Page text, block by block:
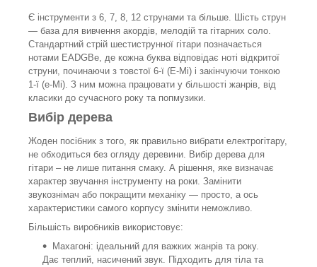
Є інструменти з 6, 7, 8, 12 струнами та більше. Шість струн
— база для вивчення акордів, мелодій та гітарних соло.
Стандартний стрій шестиструнної гітари позначається
нотами EADGBe, де кожна буква відповідає ноті відкритої
струни, починаючи з товстої 6-ї (E-Мі) і закінчуючи тонкою
1-ї (e-Мі). З ним можна працювати у більшості жанрів, від
класики до сучасного року та попмузики.
Вибір дерева
Жоден посібник з того, як правильно вибрати електрогітару,
не обходиться без огляду деревини. Вибір дерева для
гітари – не лише питання смаку. А рішення, яке визначає
характер звучання інструменту на роки. Замінити
звукознімач або покращити механіку — просто, а ось
характеристики самого корпусу змінити неможливо.
Більшість виробників використовує:
Махагоні: ідеальний для важких жанрів та року.
Дає теплий, насичений звук. Підходить для тіла та